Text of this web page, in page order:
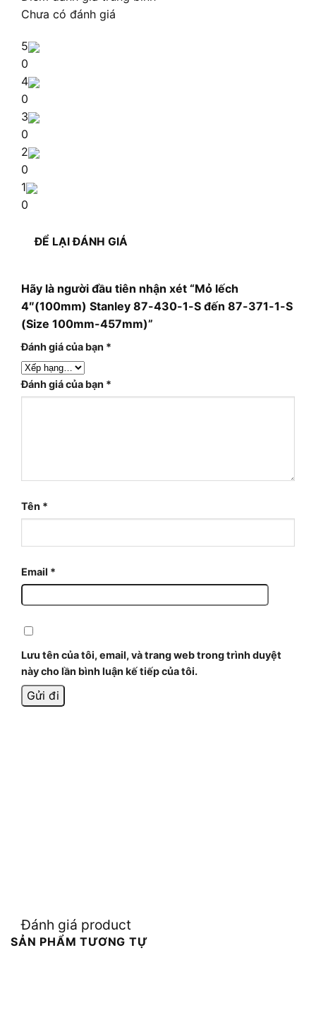
Chưa có đánh giá
5
0
4
0
3
0
2
0
1
0
ĐỂ LẠI ĐÁNH GIÁ
Hãy là người đầu tiên nhận xét “Mỏ lếch
4″(100mm) Stanley 87-430-1-S đến 87-371-1-S
(Size 100mm-457mm)”
Đánh giá của bạn *
Đánh giá của bạn *
Tên *
Email *
Lưu tên của tôi, email, và trang web trong trình duyệt
này cho lần bình luận kế tiếp của tôi.
Đánh giá product
SẢN PHẨM TƯƠNG TỰ